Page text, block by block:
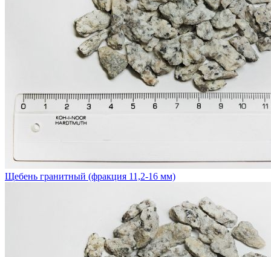
Щебень гранитный (фракция 11,2-16 мм)